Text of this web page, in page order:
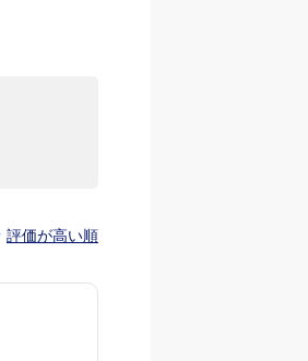
評価が高い順